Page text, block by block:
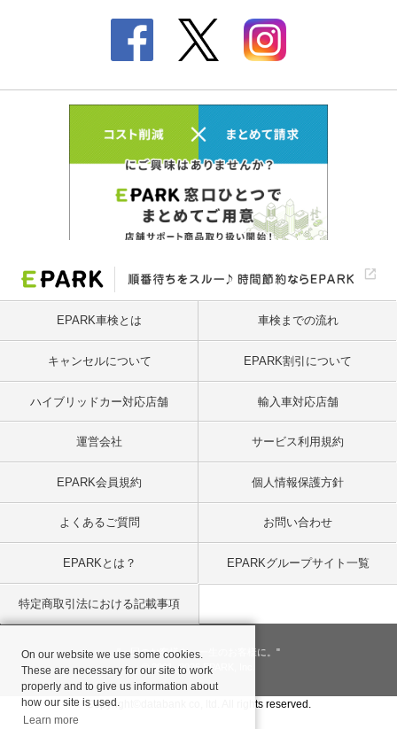
EPARK車検とは 車検までの流れ
キャンセルについて EPARK割引について
ハイブリッドカー対応店舗 輸入車対応店舗
運営会社 サービス利用規約
EPARK会員規約 個人情報保護方針
よくあるご質問 お問い合わせ
EPARKとは？ EPARKグループサイト一覧
特定商取引法における記載事項
"一回のお客様を、一生のお客様に。"
© 2001- 2026 EPARK, Inc.
Copyright©databank co, ltd. All rights reserved.
On our website we use some cookies.
These are necessary for our site to work
properly and to give us information about
how our site is used.
Learn more